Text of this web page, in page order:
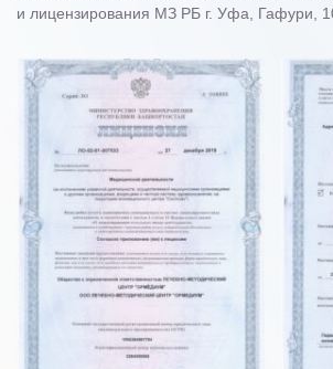
и лицензирования МЗ РБ г. Уфа, Гафури,